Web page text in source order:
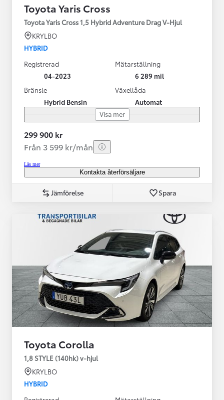
Toyota Yaris Cross
Toyota Yaris Cross 1,5 Hybrid Adventure Drag V-Hjul
KRYLBO
HYBRID
Registrerad
04-2023
Mätarställning
6 289 mil
Bränsle
Hybrid Bensin
Växellåda
Automat
Visa mer
299 900 kr
Från 3 599 kr/mån
Läs mer
Kontakta återförsäljare
Jämförelse Spara
Toyota Corolla
1,8 STYLE (140hk) v-hjul
KRYLBO
HYBRID